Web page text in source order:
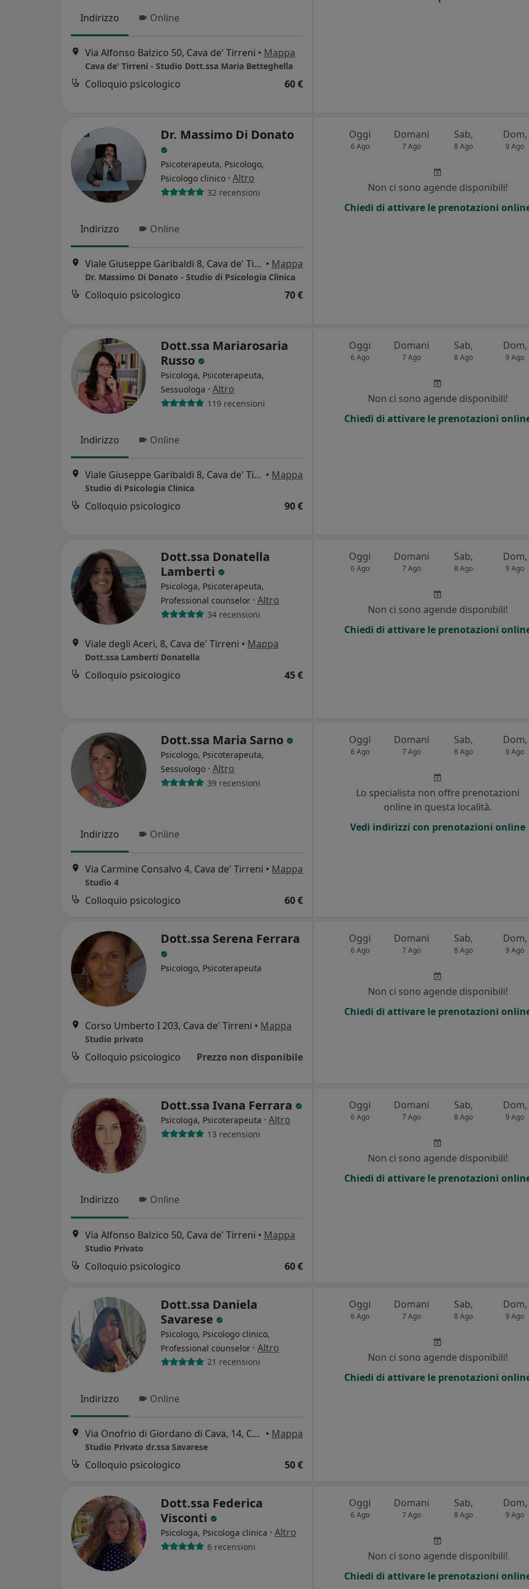
Indirizzo Online
Via Alfonso Balzico 50, Cava de' Tirreni • Mappa
Cava de' Tirreni - Studio Dott.ssa Maria Betteghella
Colloquio psicologico 60 €
Dr. Massimo Di Donato
Psicoterapeuta, Psicologo,
Psicologo clinico · Altro
32 recensioni
Indirizzo Online
Viale Giuseppe Garibaldi 8, Cava de' Tirreni • Mappa
Dr. Massimo Di Donato - Studio di Psicologia Clinica
Colloquio psicologico 70 €
Oggi
6 Ago
Domani
7 Ago
Sab,
8 Ago
Dom,
9 Ago
Non ci sono agende disponibili!
Chiedi di attivare le prenotazioni
Dott.ssa Mariarosaria
Russo
Psicologa, Psicoterapeuta,
Sessuologa · Altro
119 recensioni
Indirizzo Online
Viale Giuseppe Garibaldi 8, Cava de' Tirreni • Mappa
Studio di Psicologia Clinica
Colloquio psicologico 90 €
Oggi
6 Ago
Domani
7 Ago
Sab,
8 Ago
Dom,
9 Ago
Non ci sono agende disponibili!
Chiedi di attivare le prenotazioni
Dott.ssa Donatella
Lamberti
Psicologa, Psicoterapeuta,
Professional counselor · Altro
34 recensioni
Viale degli Aceri, 8, Cava de' Tirreni • Mappa
Dott.ssa Lamberti Donatella
Colloquio psicologico 45 €
Oggi
6 Ago
Domani
7 Ago
Sab,
8 Ago
Dom,
9 Ago
Non ci sono agende disponibili!
Chiedi di attivare le prenotazioni
Dott.ssa Maria Sarno
Psicologo, Psicoterapeuta,
Sessuologo · Altro
39 recensioni
Indirizzo Online
Via Carmine Consalvo 4, Cava de' Tirreni • Mappa
Studio 4
Colloquio psicologico 60 €
Oggi
6 Ago
Domani
7 Ago
Sab,
8 Ago
Dom,
9 Ago
Lo specialista non offre prenotazioni
online in questa località.
Vedi indirizzi con prenotazioni online
Dott.ssa Serena Ferrara
Psicologo, Psicoterapeuta
Corso Umberto I 203, Cava de' Tirreni • Mappa
Studio privato
Colloquio psicologico Prezzo non disponibile
Oggi
6 Ago
Domani
7 Ago
Sab,
8 Ago
Dom,
9 Ago
Non ci sono agende disponibili!
Chiedi di attivare le prenotazioni
Dott.ssa Ivana Ferrara
Psicologa, Psicoterapeuta · Altro
13 recensioni
Indirizzo Online
Via Alfonso Balzico 50, Cava de' Tirreni • Mappa
Studio Privato
Colloquio psicologico 60 €
Oggi
6 Ago
Domani
7 Ago
Sab,
8 Ago
Dom,
9 Ago
Non ci sono agende disponibili!
Chiedi di attivare le prenotazioni
Dott.ssa Daniela
Savarese
Psicologo, Psicologo clinico,
Professional counselor · Altro
21 recensioni
Indirizzo Online
Via Onofrio di Giordano di Cava, 14, Cava de' Tirreni • Mappa
Studio Privato dr.ssa Savarese
Colloquio psicologico 50 €
Oggi
6 Ago
Domani
7 Ago
Sab,
8 Ago
Dom,
9 Ago
Non ci sono agende disponibili!
Chiedi di attivare le prenotazioni
Dott.ssa Federica
Visconti
Psicologa, Psicologa clinica · Altro
6 recensioni
Oggi
6 Ago
Domani
7 Ago
Sab,
8 Ago
Dom,
9 Ago
Non ci sono agende disponibili!
Chiedi di attivare le prenotazioni